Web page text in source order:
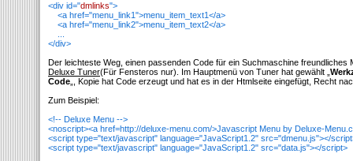
<div id="dmlinks">
<a href="menu_link1">menu_item_text1</a>
<a href="menu_link2">menu_item_text2</a>
</div>
Der leichteste Weg, einen passenden Code für ein Suchmaschine freundliches
Deluxe Tuner(Für Fensteros nur). Im Hauptmenü von Tuner hat gewählt „
Code „, Kopie hat Code erzeugt und hat es in der Htmlseite eingefügt, Recht
Zum Beispiel:
<!-- Deluxe Menu -->
<noscript><a href=http://deluxe-menu.com/>Javascript Menu by Deluxe-
<script type="text/javascript" language="JavaScript1.2" src="dmenu.js"></
<script type="text/javascript" language="JavaScript1.2" src="data.js"></script>